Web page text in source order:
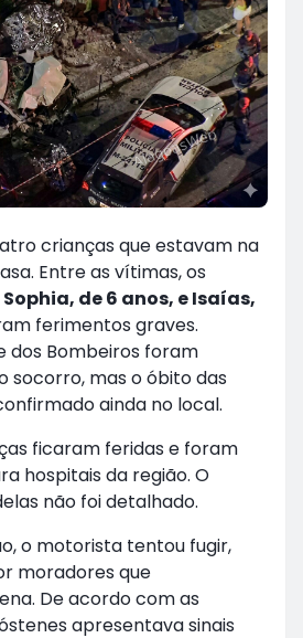
crianças que estavam na
Entre as vítimas, os
Sophia, de 6 anos, e Isaías,
ferimentos graves.
dos Bombeiros foram
socorro, mas o óbito das
ainda no local.
ficaram feridas e foram
hospitais da região. O
não foi detalhado.
o motorista tentou fugir,
moradores que
De acordo com as
apresentava sinais